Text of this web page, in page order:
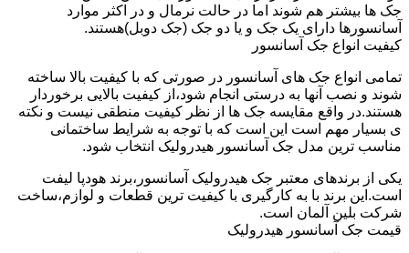
جک ها بیشتر هم شوند اما در حالت نرمال و در اکثر موارد
آسانسورها دارای یک جک و یا دو جک (جک دوبل)هستند.
کیفیت انواع جک آسانسور
تمامی انواع جک های آسانسور در صورتی که با کیفیت بالا ساخته
شوند و نصب آنها به درستی انجام شود،از کیفیت بالایی برخوردار
هستند.در واقع مقایسه جک ها از نظر کیفیت منطقی نیست و نکته
ی بسیار مهم است این است که با توجه به شرایط ساختمانی
مناسب ترین مدل جک آسانسور هیدرولیک انتخاب شود.
یکی از برندهای معتبر جک هیدرولیک آسانسور،برند هودپا لیفت
است.این برند با به کارگیری با کیفیت ترین قطعات و لوازم،ساخت
شرکت بلین آلمان است.
قیمت جک آسانسور هیدرولیک